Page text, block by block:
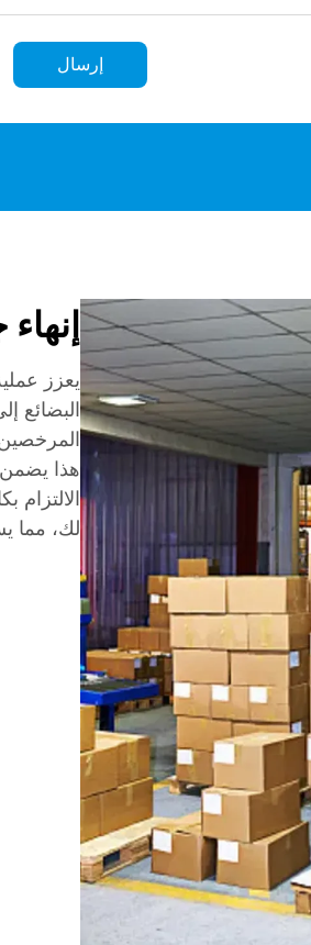
إرسال
يعزز
البضائع
هذا
الالتزام
لك، مما